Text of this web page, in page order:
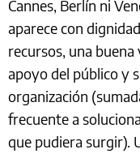
Cannes, Berlín ni
aparece con
recursos, una
apoyo del público y
organización
frecuente a
que pudiera surgir).